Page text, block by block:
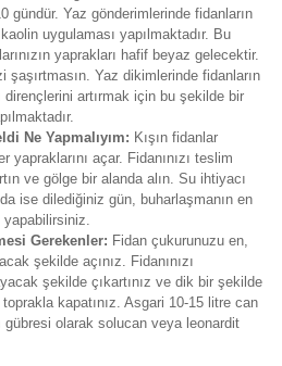
gündür. Yaz gönderimlerinde fidanların
uygulaması yapılmaktadır. Bu
yaprakları hafif beyaz gelecektir.
şaşırtmasın. Yaz dikimlerinde fidanların
dirençlerini artırmak için bu şekilde bir
Ne Yapmalıyım: Kışın fidanlar
yapraklarını açar. Fidanınızı teslim
ve gölge bir alanda alın. Su ihtiyacı
ise dilediğiniz gün, buharlaşmanın en
Gerekenler: Fidan çukurunuzu en,
şekilde açınız. Fidanınızı
şekilde çıkartınız ve dik bir şekilde
kapatınız. Asgari 10-15 litre can
olarak solucan veya leonardit